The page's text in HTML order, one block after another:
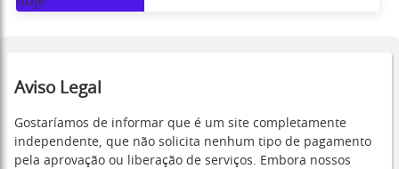
Aviso Legal
Gostaríamos de informar que é um site completamente
independente, que não solicita nenhum tipo de pagamento
pela aprovação ou liberação de serviços. Embora nossos